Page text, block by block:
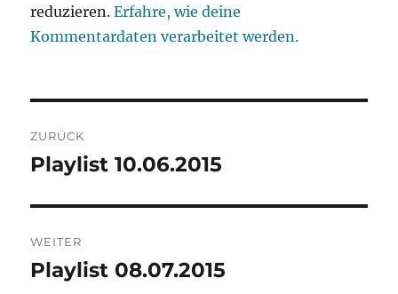
reduzieren.Erfahre, wie deine
Kommentardaten verarbeitet werden.
ZURÜCK
Vorheriger
Playlist 10.06.2015
WEITER
Nächster
Playlist 08.07.2015